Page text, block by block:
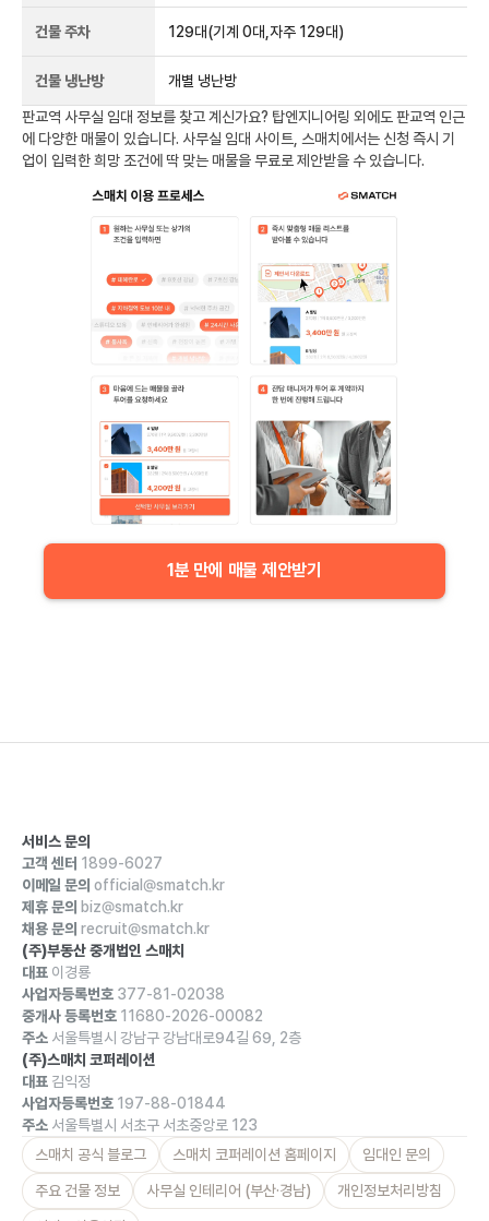
건물 주차 129대(기계 0대,자주 129대)
건물 냉난방 개별 냉난방
판교역 사무실 임대 정보를 찾고 계신가요? 탑엔지니어링 외에도 판교역 인근
에 다양한 매물이 있습니다. 사무실 임대 사이트, 스매치에서는 신청 즉시 기
업이 입력한 희망 조건에 딱 맞는 매물을 무료로 제안받을 수 있습니다.
1분 만에 매물 제안받기
서비스 문의
고객 센터 1899-6027
이메일 문의 official@smatch.kr
제휴 문의 biz@smatch.kr
채용 문의 recruit@smatch.kr
(주)부동산 중개법인 스매치
대표 이경룡
사업자등록번호 377-81-02038
중개사 등록번호 11680-2026-00082
주소 서울특별시 강남구 강남대로94길 69, 2층
(주)스매치 코퍼레이션
대표 김익정
사업자등록번호 197-88-01844
주소 서울특별시 서초구 서초중앙로 123
스매치 공식 블로그
스매치 코퍼레이션 홈페이지 임대인 문의
주요 건물 정보 사무실 인테리어 (부산·경남) 개인정보처리방침